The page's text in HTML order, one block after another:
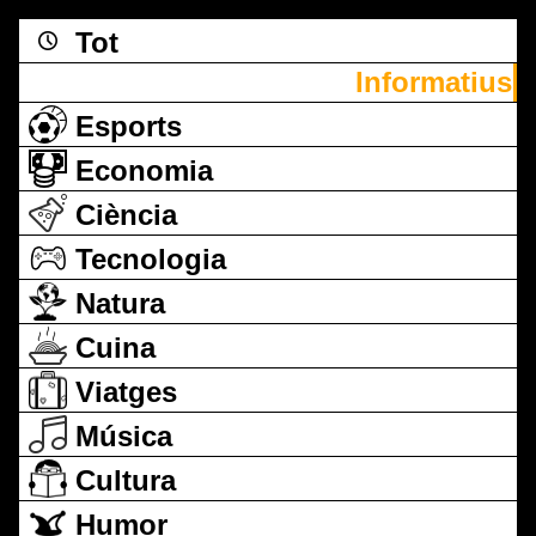
Tot
Informatius
Esports
Economia
Ciència
Tecnologia
Natura
Cuina
Viatges
Música
Cultura
Humor